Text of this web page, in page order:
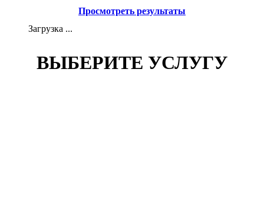
Просмотреть результаты
Загрузка ...
ВЫБЕРИТЕ УСЛУГУ